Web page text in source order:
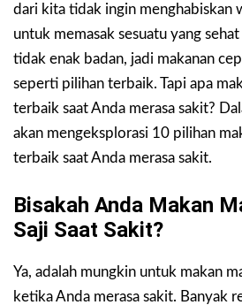
dari kita tidak ingin menghabiskan
untuk memasak sesuatu yang
tidak enak badan, jadi makanan
seperti pilihan terbaik. Tapi apa
terbaik saat Anda merasa sakit?
akan mengeksplorasi 10 pilihan
terbaik saat Anda merasa sakit.
Bisakah Anda Makan
Saji Saat Sakit?
Ya, adalah mungkin untuk makan
ketika Anda merasa sakit. Banyak